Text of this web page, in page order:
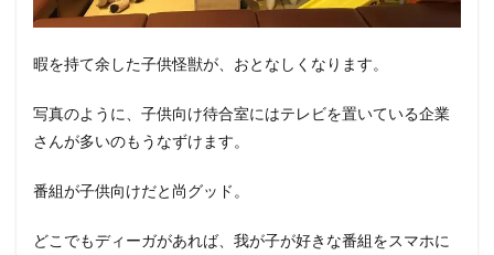
暇を持て余した子供怪獣が、おとなしくなります。
写真のように、子供向け待合室にはテレビを置いている企業
さんが多いのもうなずけます。
番組が子供向けだと尚グッド。
どこでもディーガがあれば、我が子が好きな番組をスマホに